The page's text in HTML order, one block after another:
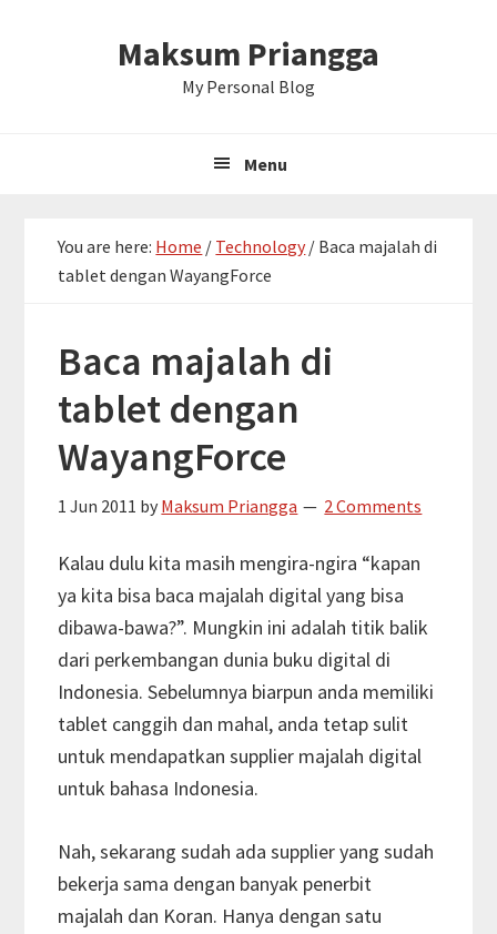
Maksum Priangga
My Personal Blog
Menu
You are here: Home / Technology/ Baca majalah di
tablet dengan WayangForce
Baca majalah di
tablet dengan
WayangForce
1 Jun 2011 by Maksum Priangga 2 Comments
Kalau dulu kita masih mengira-ngira “kapan
ya kita bisa baca majalah digital yang bisa
dibawa-bawa?”. Mungkin ini adalah titik balik
dari perkembangan dunia buku digital di
Indonesia. Sebelumnya biarpun anda memiliki
tablet canggih dan mahal, anda tetap sulit
untuk mendapatkan supplier majalah digital
untuk bahasa Indonesia.
Nah, sekarang sudah ada supplier yang sudah
bekerja sama dengan banyak penerbit
majalah dan Koran. Hanya dengan satu